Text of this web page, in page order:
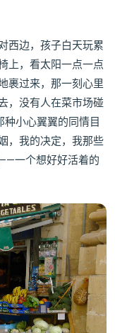
西边，孩子白天玩累
上，看太阳一点一点
裹过来，那一刻心里
，没有人在菜市场碰
种小心翼翼的同情目
，我的决定，我那些
一个想好好活着的